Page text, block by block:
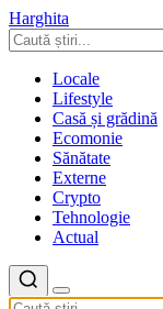
Harghita
Locale
Lifestyle
Casă și grădină
Ecomonie
Sănătate
Externe
Crypto
Tehnologie
Actual